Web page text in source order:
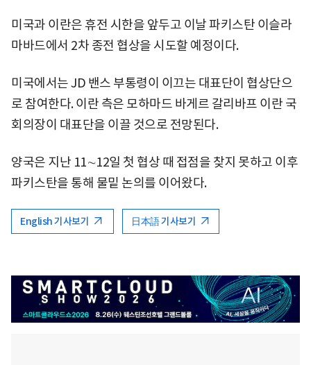
미국과 이란은 휴전 시한을 앞두고 이날 파키스탄 이슬라
마바드에서 2차 종전 협상을 시도할 예정이다.
미국에서는 JD 밴스 부통령이 이끄는 대표단이 협상단으
로 참여한다. 이란 측은 모하마드 바게르 갈리바프 이란 국
회의장이 대표단을 이끌 것으로 전망된다.
양국은 지난 11∼12일 첫 협상 때 접점을 찾지 못하고 이후
파키스탄을 통해 물밑 논의를 이어왔다.
English 기사보기 日本語 기사보기